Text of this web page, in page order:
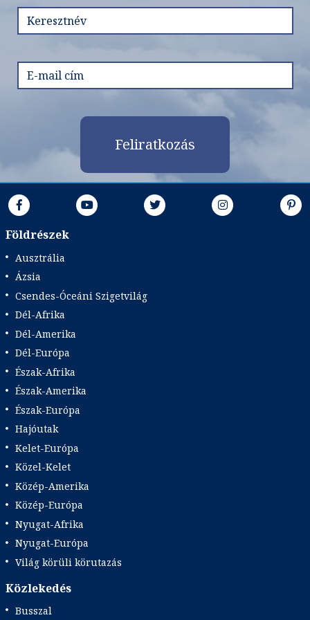
Időpont: 2026-09-10 | 5 éj
már 600.158 Ft-tól
Időpontok és árak
Feliratkozás
Földrészek
Ausztrália
Ázsia
Csendes-Óceáni Szigetvilág
Dél-Afrika
Dél-Amerika
Dél-Európa
Észak-Afrika
Észak-Amerika
Észak-Európa
Hajóutak
Kelet-Európa
Közel-Kelet
Közép-Amerika
Közép-Európa
Nyugat-Afrika
Nyugat-Európa
Világ körüli körutazás
Közlekedés
Busszal